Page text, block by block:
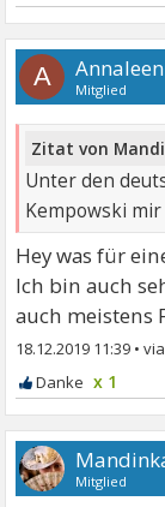
A Annaleen
Mitglied
Zitat von
Unter den
Kempowski
Hey was für
Ich bin auch
auch meistens
18.12.2019 11:39 •
x 1
Mitglied